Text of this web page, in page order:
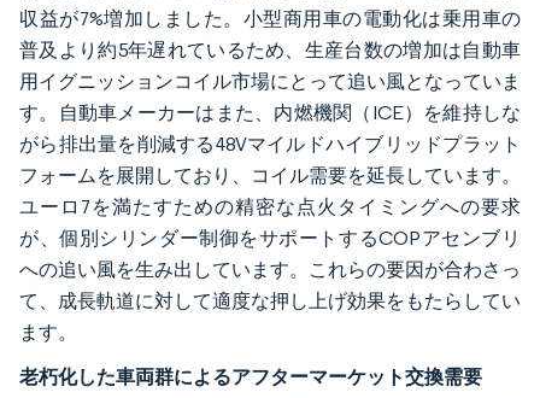
収益が7%増加しました。小型商用車の電動化は乗用車の
普及より約5年遅れているため、生産台数の増加は自動車
用イグニッションコイル市場にとって追い風となっていま
す。自動車メーカーはまた、内燃機関（ICE）を維持しな
がら排出量を削減する48Vマイルドハイブリッドプラット
フォームを展開しており、コイル需要を延長しています。
ユーロ7を満たすための精密な点火タイミングへの要求
が、個別シリンダー制御をサポートするCOPアセンブリ
への追い風を生み出しています。これらの要因が合わさっ
て、成長軌道に対して適度な押し上げ効果をもたらしてい
ます。
老朽化した車両群によるアフターマーケット交換需要